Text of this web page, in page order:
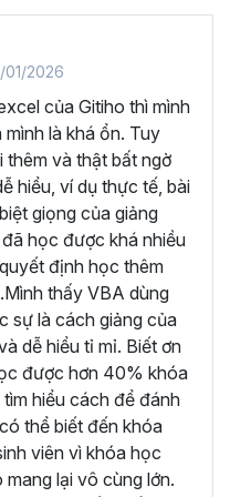
Quânhiểu được những
và kinh nghiệm của
hướng dẫn từng bước
từng phần, trước khi
để xử lý các bài toán
trên VBA Excel.
được học
này:
về VBA:
làm việc và các khái
sử dụng hằng số, và
01/2026
của Gitiho thì mình
là khá ổn. Tuy
thêm và thật bất ngờ
hiểu, ví dụ thực tế, bài
giọng của giảng
học được khá nhiều
định học thêm
thấy VBA dùng
sự là cách giảng của
dễ hiểu tỉ mỉ. Biết ơn
được hơn 40% khóa
hiểu cách để đánh
thể biết đến khóa
viên vì khóa học
lại vô cùng lớn.